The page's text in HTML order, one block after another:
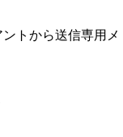
トから送信専用メ